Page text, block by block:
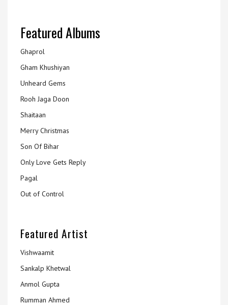
Featured Albums
Ghaprol
Gham Khushiyan
Unheard Gems
Rooh Jaga Doon
Shaitaan
Merry Christmas
Son Of Bihar
Only Love Gets Reply
Pagal
Out of Control
Featured Artist
Vishwaamit
Sankalp Khetwal
Anmol Gupta
Rumman Ahmed